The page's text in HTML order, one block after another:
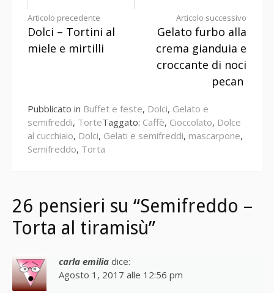
Continua
a
Articolo precedente
Dolci – Tortini al
miele e mirtilli
Articolo successivo
Gelato furbo alla
crema gianduia e
croccante di noci
pecan
Pubblicato in Buffet e feste, Dolci, Gelato e
semifreddi, TorteTaggato: Caffè, Cioccolato, Dolce
al cucchiaio, Dolci, Gelati e semifreddi, mascarpone,
Semifreddo, Torta
26 pensieri su “Semifreddo –
Torta al tiramisù”
carla emilia dice:
Agosto 1, 2017 alle 12:56 pm